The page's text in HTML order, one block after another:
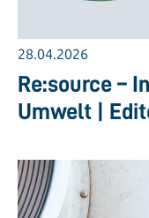
28.04.2026
Re:source –
Umwelt |